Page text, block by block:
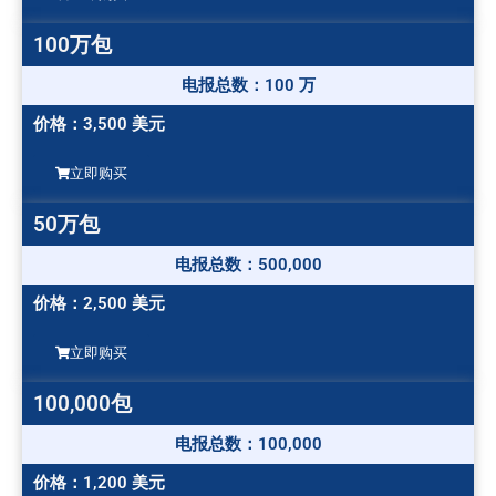
100万包
电报总数：100 万
价格：3,500 美元
立即购买
50万包
电报总数：500,000
价格：2,500 美元
立即购买
100,000包
电报总数：100,000
价格：1,200 美元